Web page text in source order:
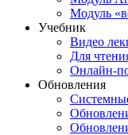
Модуль
Учебник
Видео
Для
Онлайн-
Обновления